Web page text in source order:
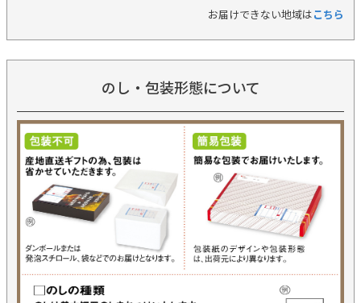
お届けできない地域はこちら
のし・包装形態について